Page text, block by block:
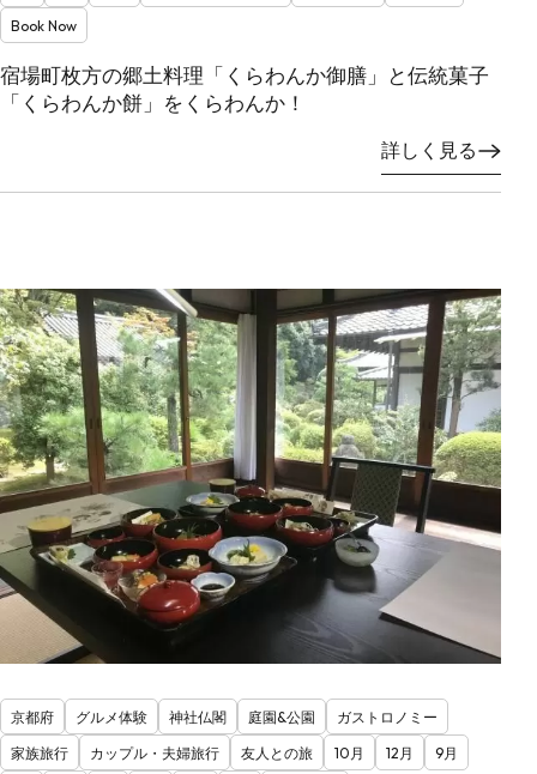
Book Now
宿場町枚方の郷土料理「くらわんか御膳」と伝統菓子
「くらわんか餅」をくらわんか！
詳しく見る
京都府 グルメ体験 神社仏閣 庭園&公園
ガストロノミー
家族旅行
カップル・夫婦旅行 友人との旅 10月 12月
9月